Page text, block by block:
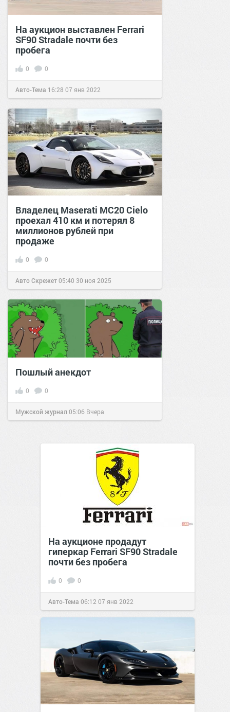
На аукцион выставлен Ferrari
SF90 Stradale почти без
пробега
0 0
Авто-Тема 16:28 07 янв 2022
Владелец Maserati MC20 Cielo
проехал 410 км и потерял 8
миллионов рублей при
продаже
0 0
Авто Скрежет05:40 30 ноя 2025
Пошлый анекдот
0 0
Мужской журнал 05:06 Вчера
На аукционе продадут
гиперкар Ferrari SF90 Stradale
почти без пробега
0 0
Авто-Тема 06:12 07 янв 2022